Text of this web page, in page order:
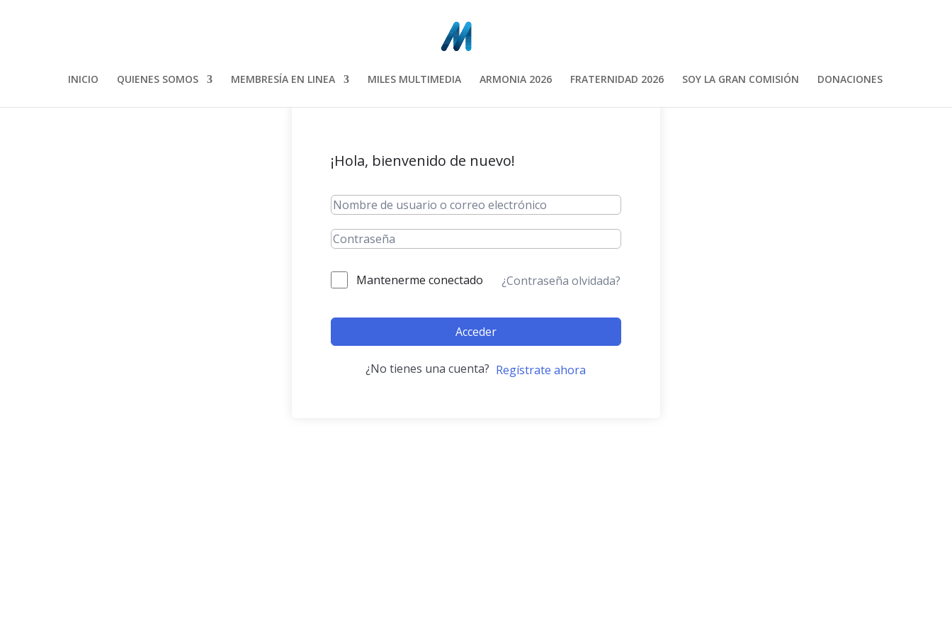
INICIO QUIENES SOMOS MEMBRESÍA EN LINEA MILES MULTIMEDIA ARMONIA 2026 FRATERNIDAD 2026 SOY LA GRAN COMISIÓN DONACIONES
¡Hola, bienvenido de nuevo!
Mantenerme conectado ¿Contraseña olvidada?
Acceder
¿No tienes una cuenta? Regístrate ahora